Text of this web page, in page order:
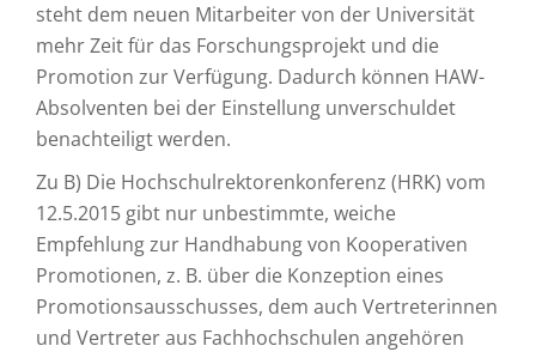
steht dem neuen Mitarbeiter von der Universität
mehr Zeit für das Forschungsprojekt und die
Promotion zur Verfügung. Dadurch können HAW-
Absolventen bei der Einstellung unverschuldet
benachteiligt werden.
Zu B) Die Hochschulrektorenkonferenz (HRK) vom
12.5.2015 gibt nur unbestimmte, weiche
Empfehlung zur Handhabung von Kooperativen
Promotionen, z. B. über die Konzeption eines
Promotionsausschusses, dem auch Vertreterinnen
und Vertreter aus Fachhochschulen angehören